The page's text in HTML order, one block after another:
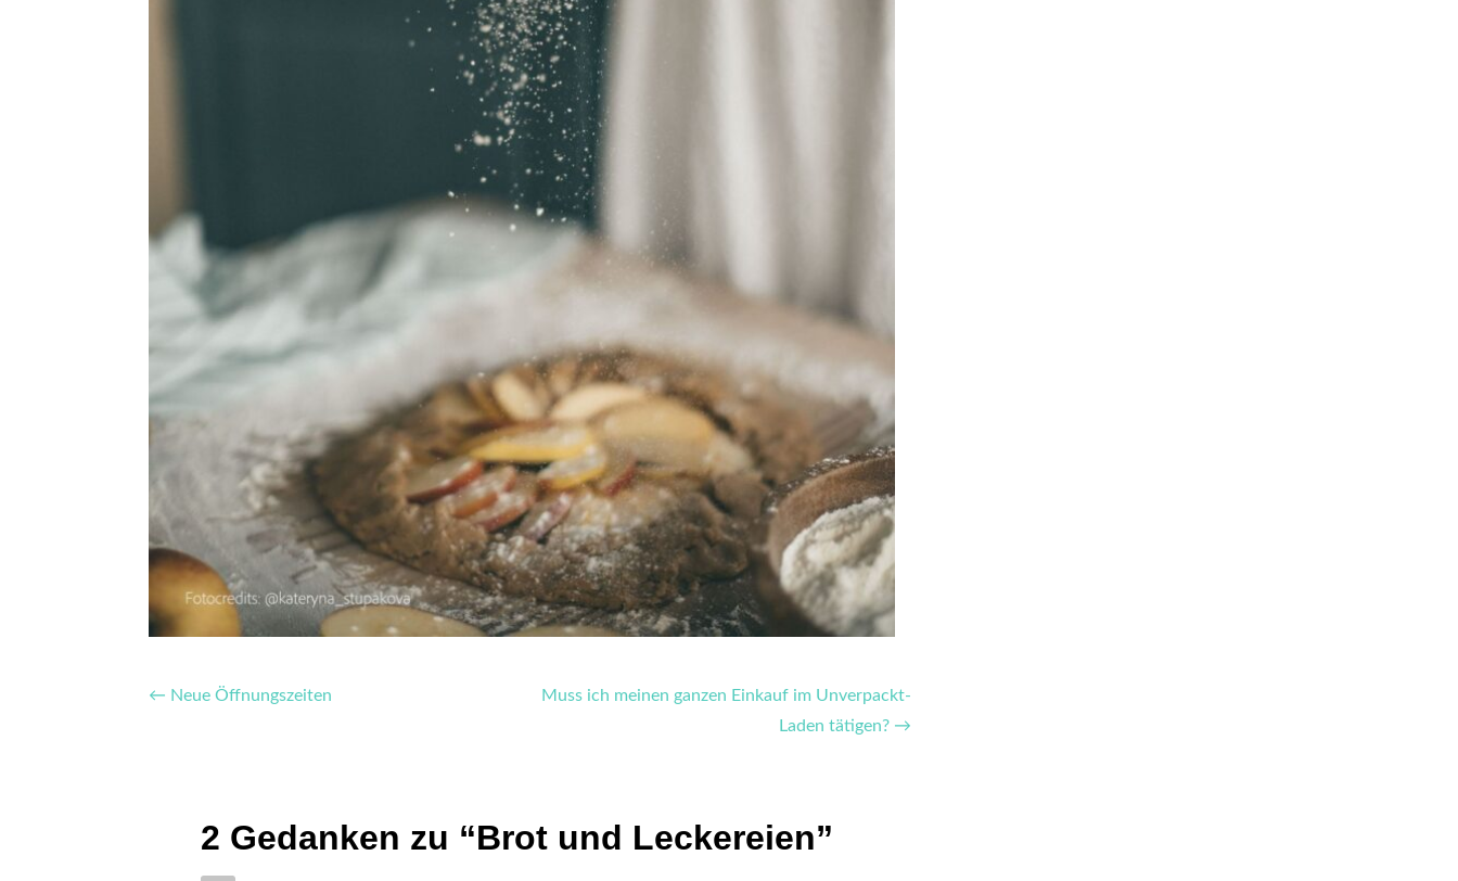
Beitragsnavigation
← Neue Öffnungszeiten
Muss ich meinen ganzen Einkauf im Unverpackt-
Laden tätigen? →
2 Gedanken zu “Brot und Leckereien”